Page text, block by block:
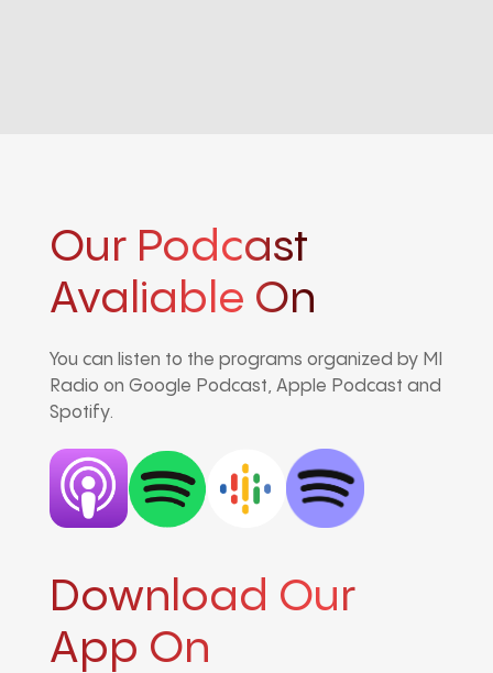
Our Podcast
Avaliable On
You can listen to the programs organized by MI
Radio on Google Podcast, Apple Podcast and
Spotify.
Download Our
App On